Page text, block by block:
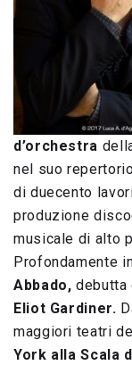
d’orchestra
nel suo
di duecento
produzione
musicale di alto
Profondamente
Abbado,
Eliot Gardiner.
maggiori teatri
York alla Scala